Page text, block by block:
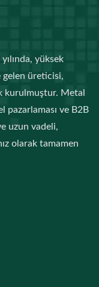
yüksek
gelen üreticisi,
kurulmuştur. Metal
pazarlaması ve B2B
uzun vadeli,
olarak tamamen